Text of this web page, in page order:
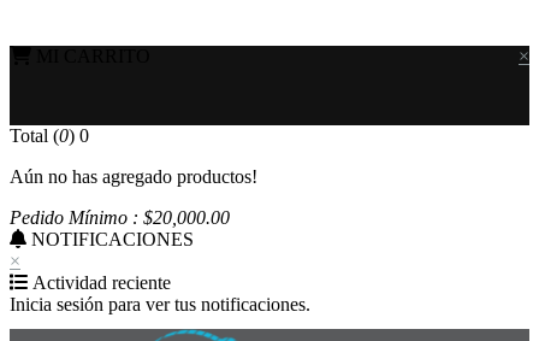
×
Total (0) 0
Aún no has agregado productos!
Pedido Mínimo : $20,000.00
NOTIFICACIONES
×
Actividad reciente
Inicia sesión para ver tus notificaciones.